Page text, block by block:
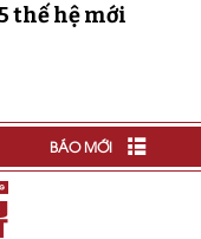
thế hệ mới
BÁO MỚI